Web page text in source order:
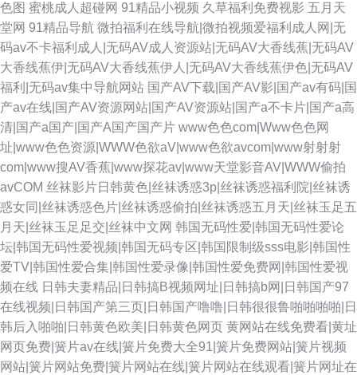
色图 蜜桃成人超碰网 91精品小视频 久草福利免费视影 五月天
堂网 91精品导航 微拍福利在线导航|微拍视频爱福利成人网|无
码av不卡福利成人|无码AV成人资源站|无码AV大香线蕉|无码AV
大香线蕉伊|无码AV大香线蕉伊人|无码AV大香线蕉伊色|无码AV
福利|无码av集中导航网站 国产AV下载|国产AV影|国产av有码|国
产av在线|国产AV资源网站|国产AV资源站|国产a不卡片|国产a高
清|国产a国产|国产A国产国产片 www色色com|Www色色网
址|www色色资源|WWW色欲aV|www色欲avcom|www射射射
com|www搜AV香蕉|www探花av|www天堂影音AV|WWW偷拍
avCOM 丝袜影片日韩黄色|丝袜诱惑3p|丝袜诱惑福利院|丝袜诱
惑女同|丝袜诱惑色片|丝袜诱惑偷拍|丝袜诱惑五月天|丝袜玉足五
月天|丝袜玉足足交|丝袜中文网 韩国无码性爱|韩国无码性爱论
坛|韩国无码性爱视频|韩国无码专区|韩国限制级sss电影|韩国性
爱TV|韩国性爱合集|韩国性爱录像|韩国性爱免费网|韩国性爱视
频在线 日韩夫妻精品|日韩搞B视频网址|日韩搞b网|日韩国产97
在线视频|日韩国产第三页|日韩国产噜噜|日韩很很鲁啪啪啪啪|日
韩后入啪啪|日韩黄色欧美|日韩黄色网页 黄网站在线免费看|黄址
网页免费|簧片av在线|簧片免费大全91|簧片免费网站|簧片视频
网站|簧片网站免费|簧片网站在线|簧片网站在线观看|簧片网址在